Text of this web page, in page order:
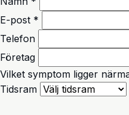
E-post *
Telefon
Företag
Vilket symptom ligger
Tidsram